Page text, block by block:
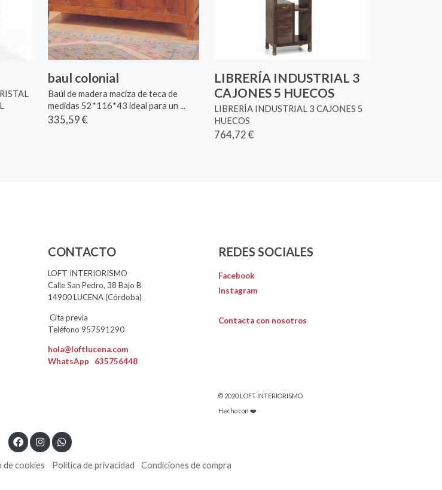
baul colonial
Baúl de madera maciza de teca de
medidas 52*116*43 ideal para un ...
335,59 €
LIBRERÍA INDUSTRIAL 3
CAJONES 5 HUECOS
LIBRERÍA INDUSTRIAL 3 CAJONES 5
HUECOS
764,72 €
CONTACTO
LOFT INTERIORISMO
Calle San Pedro, 38 Bajo B
14900 LUCENA (Córdoba)
Cita previa
Teléfono 957591290
hola@loftlucena.com
WhatsApp 635756448
REDES SOCIALES
Facebook
Instagram
Contacta con nosotros
© 2020 LOFT INTERIORISMO
Hecho con ❤️
de cookies Política de privacidad Condiciones de compra